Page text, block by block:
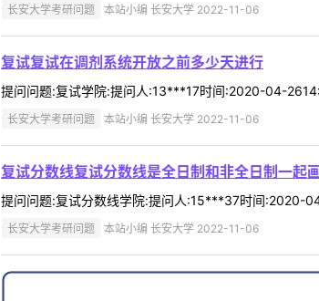
长安大学考研问题 本站小编 长安大学 2022-11-06
复试复试在调剂系统开放之前多少天进行
提问问题:复试学院:提问人:13***17时间:2020-04-
长安大学考研问题 本站小编 长安大学 2022-11-06
复试分数线复试分数线是全日制和非全日制一起
提问问题:复试分数线学院:提问人:15***37时间:2020-
长安大学考研问题 本站小编 长安大学 2022-11-06